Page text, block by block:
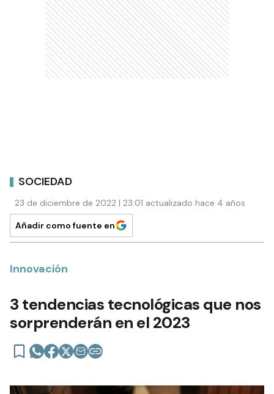
SOCIEDAD
23 de diciembre de 2022 | 23:01 actualizado hace 4 años
Añadir como fuente en
Innovación
3 tendencias tecnológicas que nos
sorprenderán en el 2023